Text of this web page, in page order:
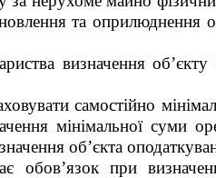
та оприлюднення
визначення об’єкту
самостійно
мінімальної суми
об’єкта
при